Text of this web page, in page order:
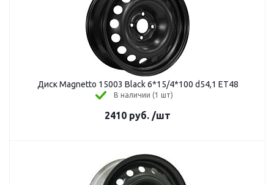
Диск Magnetto 15003 Black 6*15/4*100 d54,1 ET48
В наличии (1 шт)
2410 руб. /шт